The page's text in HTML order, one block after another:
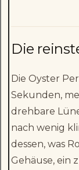
Die
Die Oyster
Sekunden,
drehbare
nach wenig
dessen, was
Gehäuse, ein